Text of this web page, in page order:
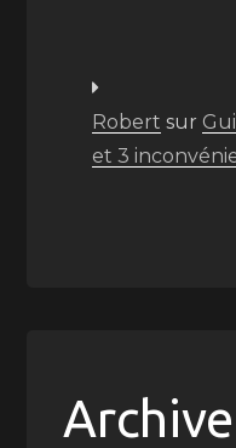
Robert sur
et 3
Archive